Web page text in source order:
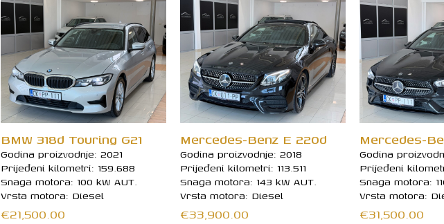
BMW 318d Touring G21
Godina proizvodnje: 2021
Prijeđeni kilometri: 159.688
Snaga motora: 100 kW AUT.
Vrsta motora: Diesel
€21,500.00
Mercedes-Benz E 220d
Godina proizvodnje: 2018
Prijeđeni kilometri: 113.511
Snaga motora: 143 kW AUT.
Vrsta motora: Diesel
€33,900.00
Mercedes-
Godina
Prijeđeni
Snaga motora:
Vrsta motora:
€31,500.00